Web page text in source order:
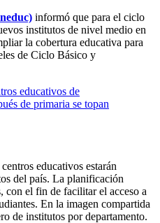
informó que para el ciclo
institutos de nivel medio en
la cobertura educativa para
de Ciclo Básico y
educativos de
de primaria se topan
educativos estarán
del país. La planificación
con el fin de facilitar el acceso a
En la imagen compartida
de institutos por departamento.